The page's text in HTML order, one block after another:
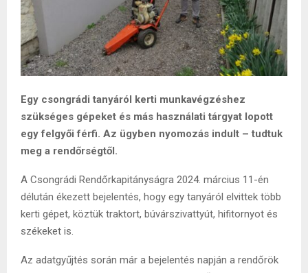
Egy csongrádi tanyáról kerti munkavégzéshez
szükséges gépeket és más használati tárgyat lopott
egy felgyői férfi. Az ügyben nyomozás indult – tudtuk
meg a rendőrségtől.
A Csongrádi Rendőrkapitányságra 2024. március 11-én
délután ékezett bejelentés, hogy egy tanyáról elvittek több
kerti gépet, köztük traktort, búvárszivattyút, hifitornyot és
székeket is.
Az adatgyűjtés során már a bejelentés napján a rendőrök